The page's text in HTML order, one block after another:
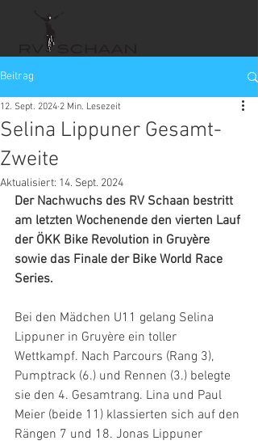
Beitrag
Selina Lippuner Gesamt-
Zweite
12. Sept. 2024 2 Min. Lesezeit
Aktualisiert: 14. Sept. 2024
Der Nachwuchs des RV Schaan bestritt
am letzten Wochenende den vierten Lauf
der ÖKK Bike Revolution in Gruyère
sowie das Finale der Bike World Race
Series.
Bei den Mädchen U11 gelang Selina
Lippuner in Gruyère ein toller
Wettkampf. Nach Parcours (Rang 3),
Pumptrack (6.) und Rennen (3.) belegte
sie den 4. Gesamtrang. Lina und Paul
Meier (beide 11) klassierten sich auf den
Rängen 7 und 18. Jonas Lippuner